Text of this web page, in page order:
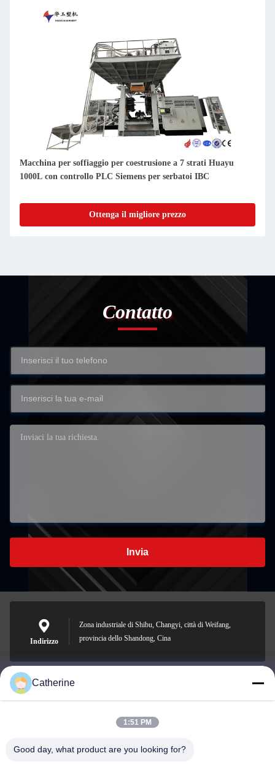
Macchina per soffiaggio per coestrusione a 7 strati Huayu
1000L con controllo PLC Siemens per serbatoi IBC
Ottenga il migliore prezzo
Contatto
Invia
Indirizzo
Zona industriale di Shibu, Changyi, città di Weifang,
provincia dello Shandong, Cina
padraic@huayumachine.cn
Catherine
1:51 PM
Good day, what product are you looking for?